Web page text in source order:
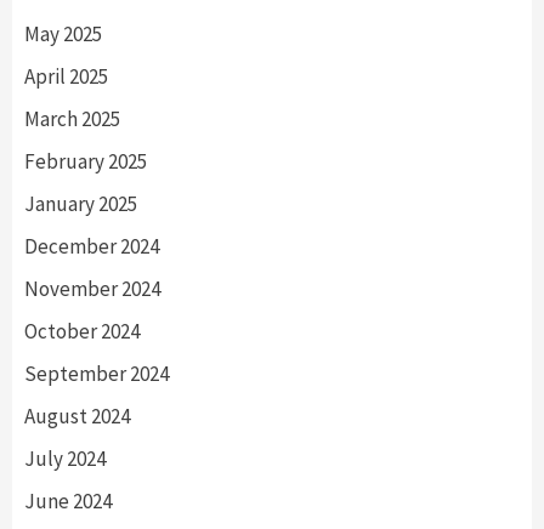
May 2025
April 2025
March 2025
February 2025
January 2025
December 2024
November 2024
October 2024
September 2024
August 2024
July 2024
June 2024